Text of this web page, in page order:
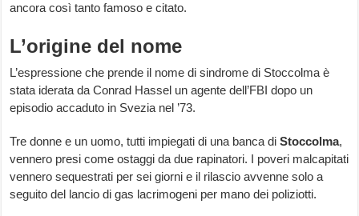
ancora così tanto famoso e citato.
L’origine del nome
L’espressione che prende il nome di sindrome di Stoccolma è
stata iderata da Conrad Hassel un agente dell’FBI dopo un
episodio accaduto in Svezia nel ’73.
Tre donne e un uomo, tutti impiegati di una banca diStoccolma,
vennero presi come ostaggi da due rapinatori. I poveri malcapitati
vennero sequestrati per sei giorni e il rilascio avvenne solo a
seguito del lancio di gas lacrimogeni per mano dei poliziotti.